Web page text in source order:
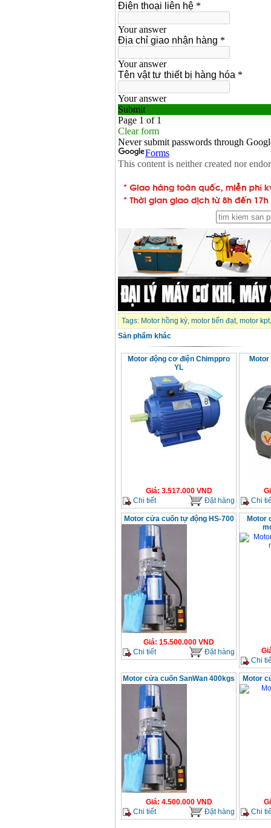
Tags: Motor hồng ký, motor tiến đạt, motor kpt
Sản phẩm khác
Motor động cơ điện Chimppro
YL
Giá: 3.517.000VND
Chi tiết
Đặt hàng
Motor
Chi
Motor cửa cuốn tự động HS-700
Giá: 15.500.000 VND
Chi tiết
Đặt hàng
Motor
Chi
Motor cửa cuốn SanWan 400kgs
Giá: 4.500.000VND
Chi tiết
Đặt hàng
Motor
Chi